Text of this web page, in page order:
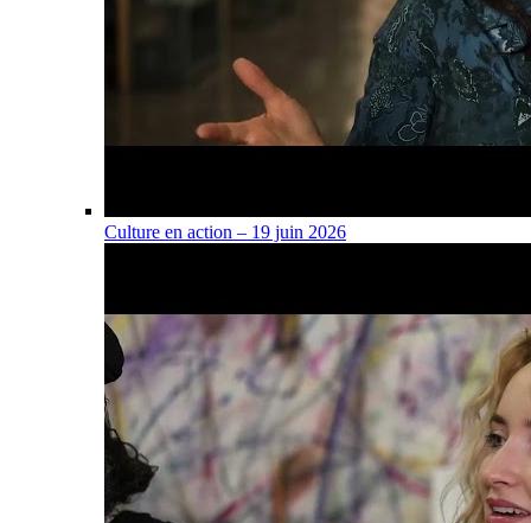
Culture en action – 19 juin 2026